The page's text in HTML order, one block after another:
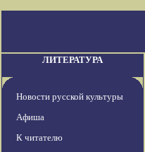
ЛИТЕРАТУРА
Новости русской культуры
Афиша
К читателю